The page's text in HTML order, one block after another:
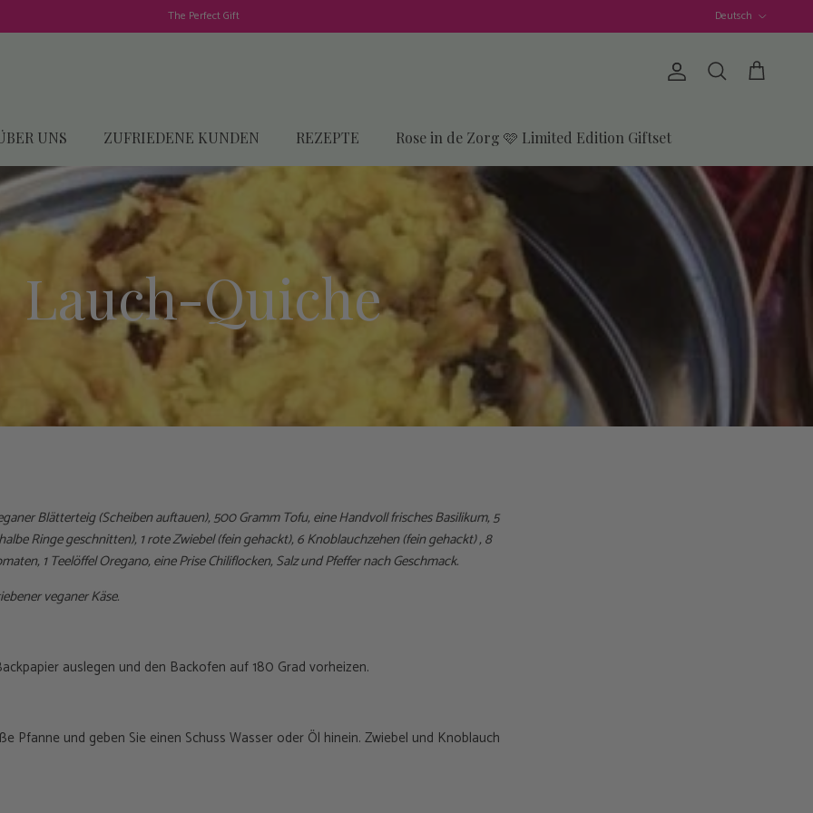
The Perfect Gift Deutsch
KontoSuchen
UNS ZUFRIEDENE KUNDEN REZEPTE Rose in de Zorg 🩷 Limited Edition Giftset
Lauch-Quiche
Blätterteig (Scheiben auftauen), 500 Gramm Tofu, eine Handvoll frisches Basilikum, 5
Ringe geschnitten), 1 rote Zwiebel (fein gehackt), 6 Knoblauchzehen (fein gehackt) , 8
1 Teelöffel Oregano, eine Prise Chiliflocken, Salz und Pfeffer nach Geschmack.
veganer Käse.
auslegen und den Backofen auf 180 Grad vorheizen.
Pfanne und geben Sie einen Schuss Wasser oder Öl hinein. Zwiebel und Knoblauch